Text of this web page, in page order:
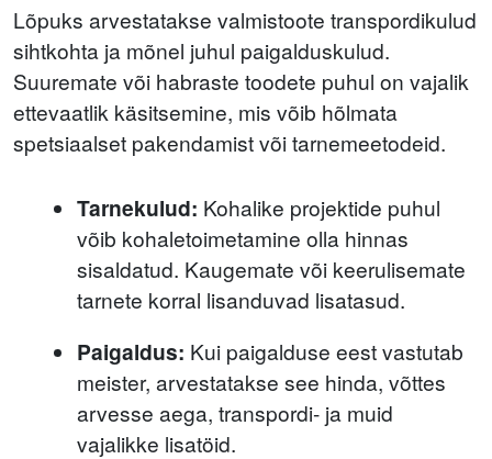
Lõpuks arvestatakse valmistoote transpordikulud
sihtkohta ja mõnel juhul paigalduskulud.
Suuremate või habraste toodete puhul on vajalik
ettevaatlik käsitsemine, mis võib hõlmata
spetsiaalset pakendamist või tarnemeetodeid.
Tarnekulud: Kohalike projektide puhul
võib kohaletoimetamine olla hinnas
sisaldatud. Kaugemate või keerulisemate
tarnete korral lisanduvad lisatasud.
Paigaldus: Kui paigalduse eest vastutab
meister, arvestatakse see hinda, võttes
arvesse aega, transpordi- ja muid
vajalikke lisatöid.